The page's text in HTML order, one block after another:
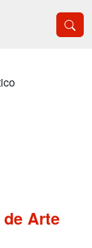
Arte